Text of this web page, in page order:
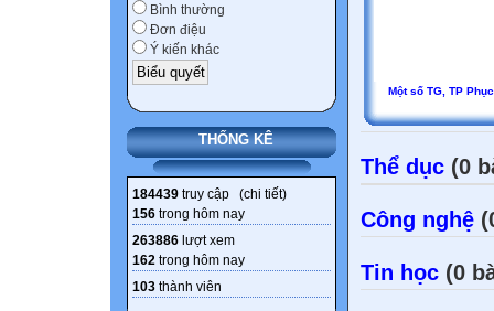
Bình thường
Đơn điệu
Ý kiến khác
THỐNG KÊ
184439 truy cập (chi tiết)
156 trong hôm nay
263886 lượt xem
162 trong hôm nay
103 thành viên
Một số TG, TP
Thể dục (0
Công nghệ
Tin học (0